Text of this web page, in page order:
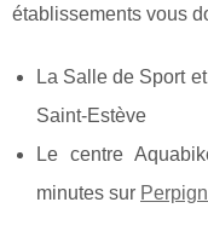
établissements vous
La Salle de Sport
Saint-Estève
Le centre
minutes sur